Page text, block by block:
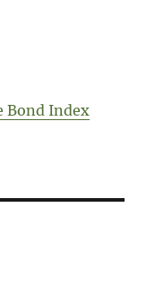
Bond Index